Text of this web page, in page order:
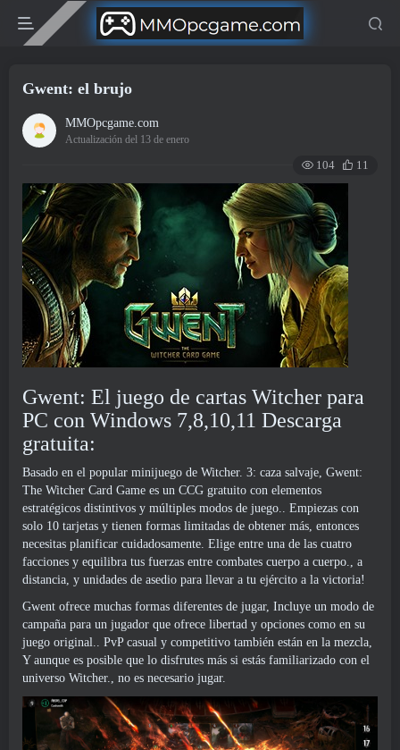
Gwent: el brujo
MMOpcgame.com
Actualización del 13 de enero
104 11
Gwent: El juego de cartas Witcher para
PC con Windows 7,8,10,11 Descarga
gratuita:
Basado en el popular minijuego de Witcher. 3: caza salvaje, Gwent:
The Witcher Card Game es un CCG gratuito con elementos
estratégicos distintivos y múltiples modos de juego.. Empiezas con
solo 10 tarjetas y tienen formas limitadas de obtener más, entonces
necesitas planificar cuidadosamente. Elige entre una de las cuatro
facciones y equilibra tus fuerzas entre combates cuerpo a cuerpo., a
distancia, y unidades de asedio para llevar a tu ejército a la victoria!
Gwent ofrece muchas formas diferentes de jugar, Incluye un modo de
campaña para un jugador que ofrece libertad y opciones como en su
juego original.. PvP casual y competitivo también están en la mezcla,
Y aunque es posible que lo disfrutes más si estás familiarizado con el
universo Witcher., no es necesario jugar.